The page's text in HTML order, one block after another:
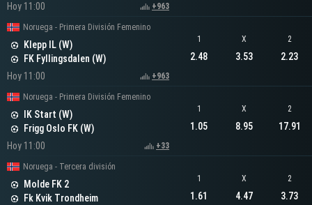
Hoy 11:00
+963
Noruega - Primera División Femenino
Klepp IL (W)
FK Fyllingsdalen (W)
Hoy 11:00
+963
1
2.48
X
3.53
2
2.23
Noruega - Primera División Femenino
IK Start (W)
Frigg Oslo FK (W)
Hoy 11:00
+33
1
1.05
X
8.95
2
17.91
Noruega - Tercera división
Molde FK 2
Fk Kvik Trondheim
1
1.61
X
4.47
2
3.73